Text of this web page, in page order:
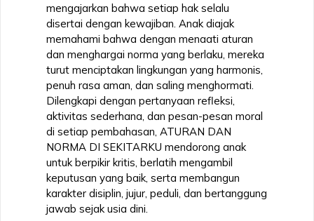
mengajarkan bahwa setiap hak selalu
disertai dengan kewajiban. Anak diajak
memahami bahwa dengan menaati aturan
dan menghargai norma yang berlaku, mereka
turut menciptakan lingkungan yang harmonis,
penuh rasa aman, dan saling menghormati.
Dilengkapi dengan pertanyaan refleksi,
aktivitas sederhana, dan pesan-pesan moral
di setiap pembahasan, ATURAN DAN
NORMA DI SEKITARKU mendorong anak
untuk berpikir kritis, berlatih mengambil
keputusan yang baik, serta membangun
karakter disiplin, jujur, peduli, dan bertanggung
jawab sejak usia dini.